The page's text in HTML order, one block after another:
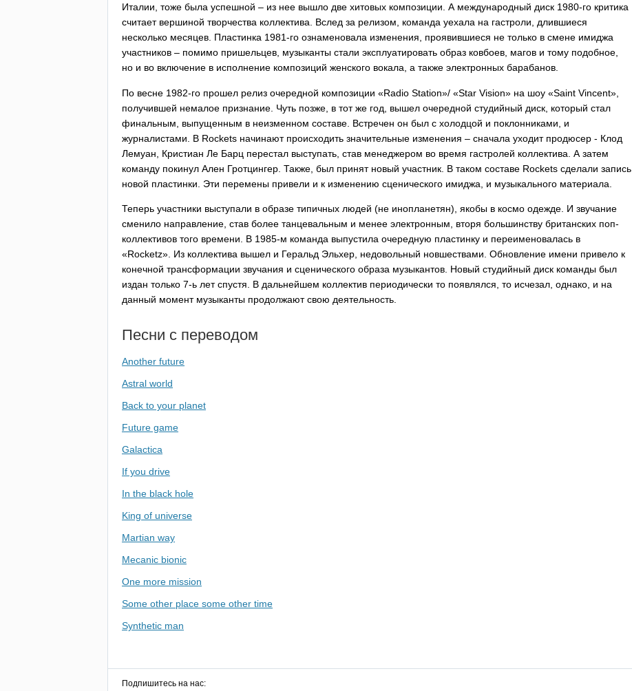
Италии, тоже была успешной – из нее вышло две хитовых композиции. А международный диск 1980-го критика
считает вершиной творчества коллектива. Вслед за релизом, команда уехала на гастроли, длившиеся
несколько месяцев. Пластинка 1981-го ознаменовала изменения, проявившиеся не только в смене имиджа
участников – помимо пришельцев, музыканты стали эксплуатировать образ ковбоев, магов и тому подобное,
но и во включение в исполнение композиций женского вокала, а также электронных барабанов.
По весне 1982-го прошел релиз очередной композиции «Radio Station»/ «Star Vision» на шоу «Saint Vincent»,
получившей немалое признание. Чуть позже, в тот же год, вышел очередной студийный диск, который стал
финальным, выпущенным в неизменном составе. Встречен он был с холодцой и поклонниками, и
журналистами. В Rockets начинают происходить значительные изменения – сначала уходит продюсер - Клод
Лемуан, Кристиан Ле Барц перестал выступать, став менеджером во время гастролей коллектива. А затем
команду покинул Ален Гротцингер. Также, был принят новый участник. В таком составе Rockets сделали запись
новой пластинки. Эти перемены привели и к изменению сценического имиджа, и музыкального материала.
Теперь участники выступали в образе типичных людей (не инопланетян), якобы в космо одежде. И звучание
сменило направление, став более танцевальным и менее электронным, вторя большинству британских поп-
коллективов того времени. В 1985-м команда выпустила очередную пластинку и переименовалась в
«Rocketz». Из коллектива вышел и Геральд Эльхер, недовольный новшествами. Обновление имени привело к
конечной трансформации звучания и сценического образа музыкантов. Новый студийный диск команды был
издан только 7-ь лет спустя. В дальнейшем коллектив периодически то появлялся, то исчезал, однако, и на
данный момент музыканты продолжают свою деятельность.
Песни с переводом
Another future
Astral world
Back to your planet
Future game
Galactica
If you drive
In the black hole
King of universe
Martian way
Mecanic bionic
One more mission
Some other place some other time
Synthetic man
Подпишитесь на нас: